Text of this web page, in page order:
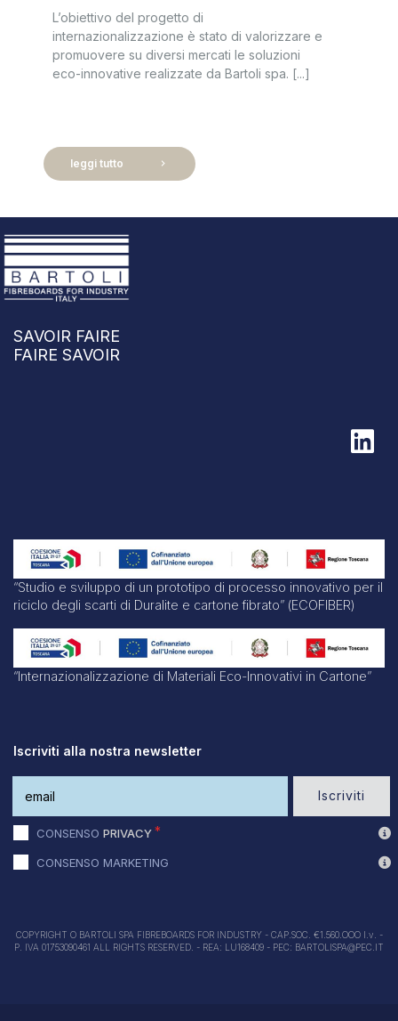
L’obiettivo del progetto di
internazionalizzazione è stato di valorizzare e
promuovere su diversi mercati le soluzioni
eco-innovative realizzate da Bartoli spa. [...]
leggi tutto chevron_right
SAVOIR FAIRE
FAIRE SAVOIR
“Studio e sviluppo di un prototipo di processo innovativo per il
riciclo degli scarti di Duralite e cartone fibrato” (ECOFIBER)
“Internazionalizzazione di Materiali Eco-Innovativi in Cartone”
Iscriviti alla nostra newsletter
Iscriviti
CONSENSO PRIVACY
CONSENSO MARKETING
COPYRIGHT O BARTOLI SPA FIBREBOARDS FOR INDUSTRY - CAP.SOC. €1.560.OOO I.v. -
P. IVA 01753090461 ALL RIGHTS RESERVED. - REA: LU168409 - PEC: BARTOLISPA@PEC.IT